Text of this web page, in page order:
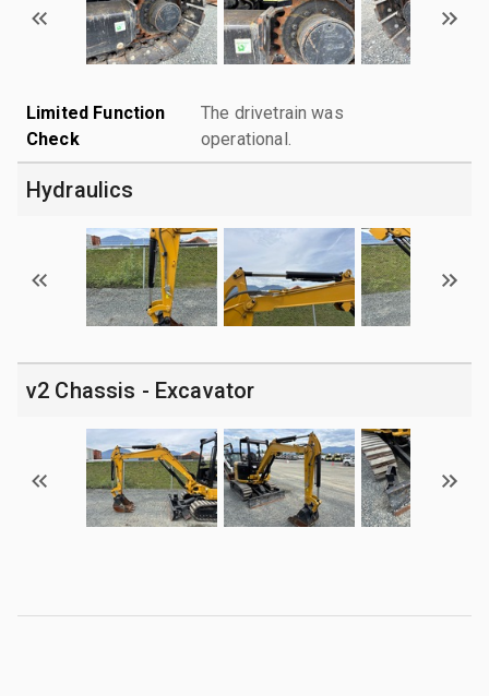
Limited Function
Check
The drivetrain was
operational.
Hydraulics
v2 Chassis - Excavator